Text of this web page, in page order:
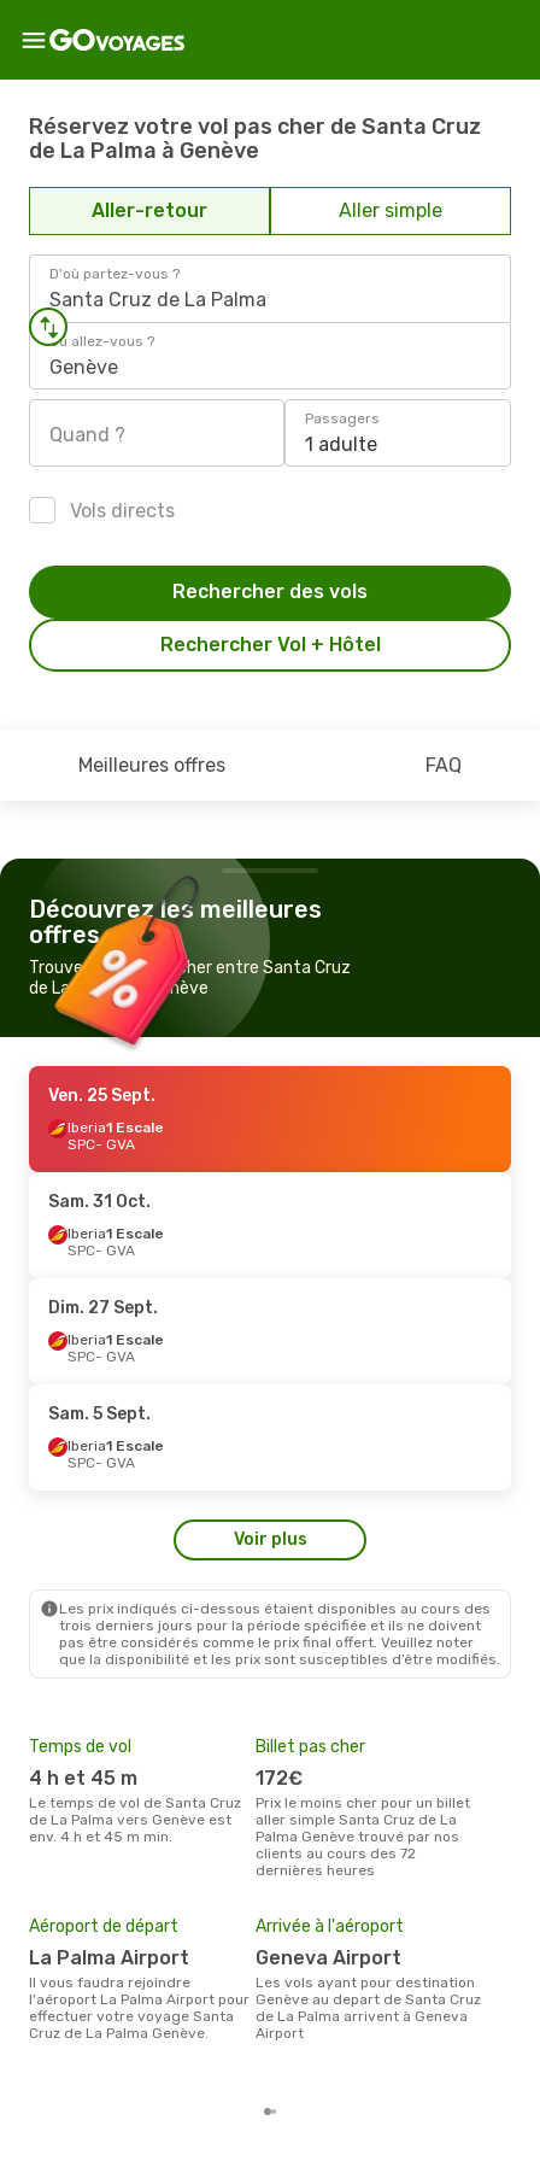
Réservez votre vol pas cher de Santa Cruz
de La Palma à Genève
Aller-retour Aller simple
D'où partez-vous ?
Santa Cruz de La Palma
Où allez-vous ?
Genève
Quand ?
Passagers
1 adulte
Vols directs
Rechercher Vol + Hôtel
Rechercher des vols
Meilleures offres FAQ
Découvrez les meilleures
offres
Trouvez un vol pas cher entre Santa Cruz
de La Palma et Genève
Ven. 25 Sept.
Iberia1 Escale
SPC- GVA
Sam. 31 Oct.
Iberia1 Escale
SPC- GVA
Dim. 27 Sept.
Iberia1 Escale
SPC- GVA
Sam. 5 Sept.
Iberia1 Escale
SPC- GVA
Voir plus
Les prix indiqués ci-dessous étaient disponibles au cours des
trois derniers jours pour la période spécifiée et ils ne doivent
pas être considérés comme le prix final offert. Veuillez noter
que la disponibilité et les prix sont susceptibles d’être modifiés.
Temps de vol
4 h et 45 m
Le temps de vol de Santa Cruz
de La Palma vers Genève est
env. 4 h et 45 m min.
Billet pas cher
172€
Prix le moins cher pour un billet
aller simple Santa Cruz de La
Palma Genève trouvé par nos
clients au cours des 72
dernières heures
Aéroport de départ
La Palma Airport
Il vous faudra rejoindre
l'aéroport La Palma Airport pour
effectuer votre voyage Santa
Cruz de La Palma Genève.
Arrivée à l'aéroport
Geneva Airport
Les vols ayant pour destination
Genève au depart de Santa Cruz
de La Palma arrivent à Geneva
Airport